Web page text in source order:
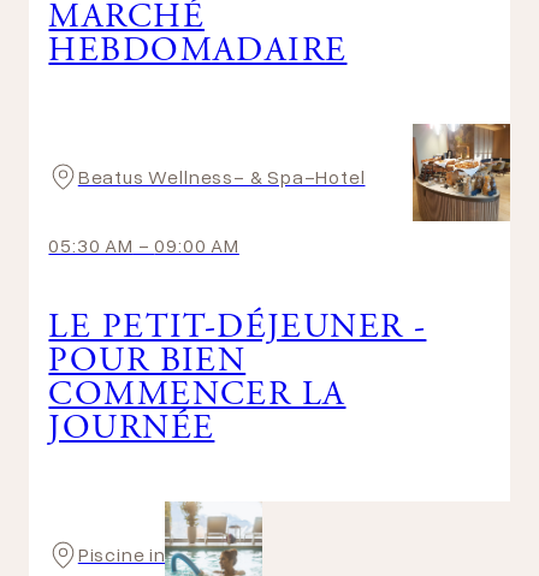
MARCHÉ
HEBDOMADAIRE
Beatus Wellness- & Spa-Hotel
05:30 AM -09:00 AM
LE PETIT-DÉJEUNER -
POUR BIEN
COMMENCER LA
JOURNÉE
Piscine intérieure